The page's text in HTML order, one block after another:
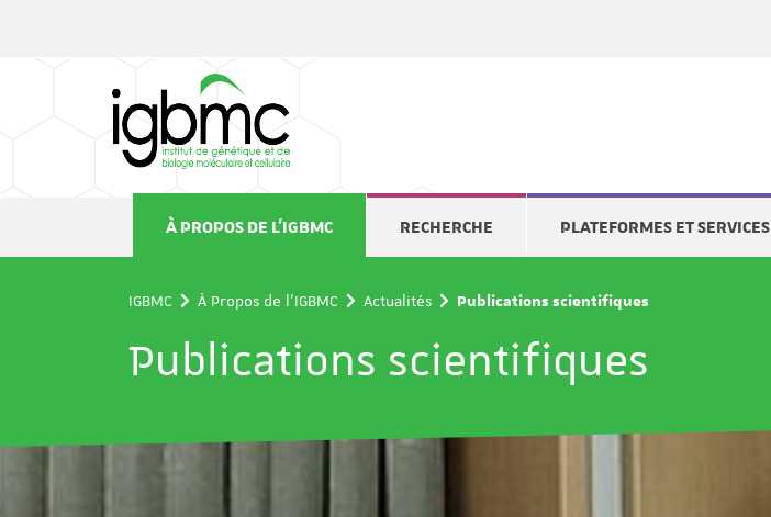
À PROPOS DE L'IGBMC RECHERCHE PLATEFORMES ET SERVICES
IGBMC À Propos de l'IGBMC Actualités Publications scientifiques
Publications scientifiques